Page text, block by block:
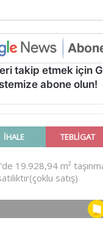
takip etmek için
abone olun!